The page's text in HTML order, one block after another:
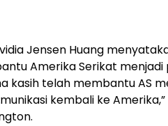
Jensen Huang
Amerika Serikat menjadi
kasih telah membantu AS
kembali ke